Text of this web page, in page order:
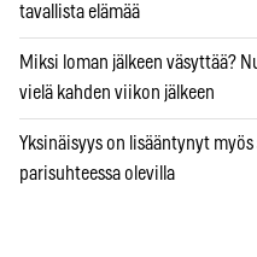
tavallista elämää
Miksi loman jälkeen väsyttää?
vielä kahden viikon jälkeen
Yksinäisyys on lisääntynyt
parisuhteessa olevilla